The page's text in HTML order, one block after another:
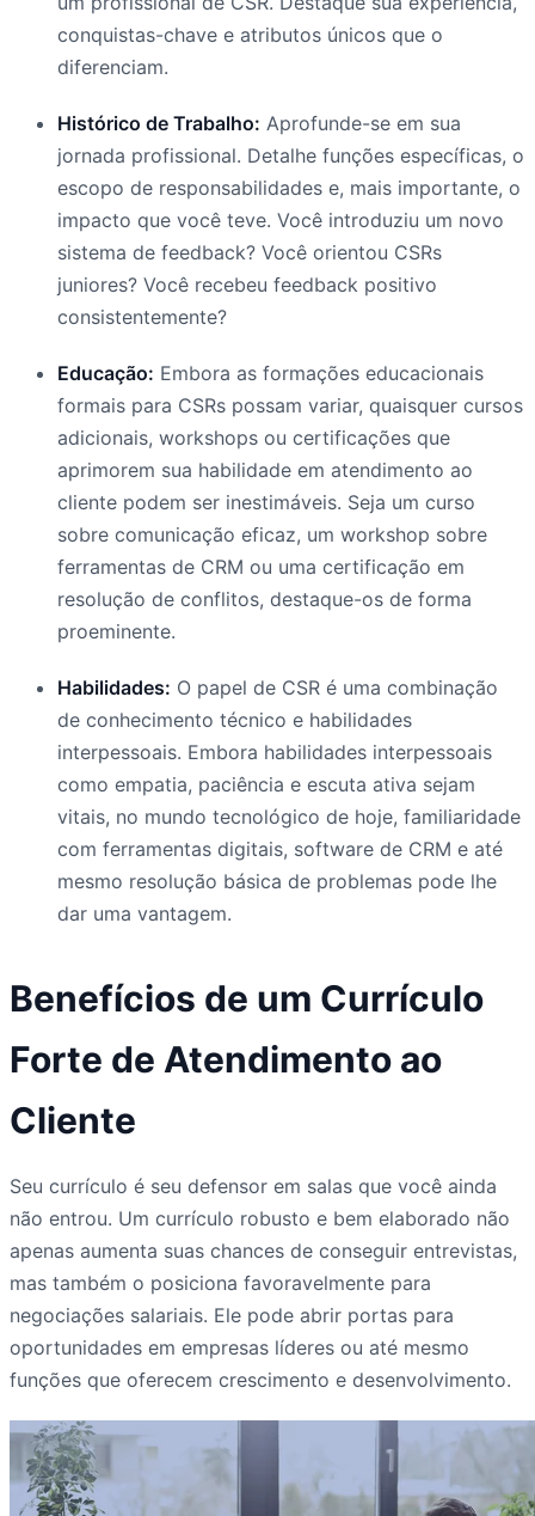
conquistas-chave e atributos únicos que o
diferenciam.
Histórico de Trabalho: Aprofunde-se em sua
jornada profissional. Detalhe funções específicas, o
escopo de responsabilidades e, mais importante, o
impacto que você teve. Você introduziu um novo
sistema de feedback? Você orientou CSRs
juniores? Você recebeu feedback positivo
consistentemente?
Educação: Embora as formações educacionais
formais para CSRs possam variar, quaisquer cursos
adicionais, workshops ou certificações que
aprimorem sua habilidade em atendimento ao
cliente podem ser inestimáveis. Seja um curso
sobre comunicação eficaz, um workshop sobre
ferramentas de CRM ou uma certificação em
resolução de conflitos, destaque-os de forma
proeminente.
Habilidades: O papel de CSR é uma combinação
de conhecimento técnico e habilidades
interpessoais. Embora habilidades interpessoais
como empatia, paciência e escuta ativa sejam
vitais, no mundo tecnológico de hoje, familiaridade
com ferramentas digitais, software de CRM e até
mesmo resolução básica de problemas pode lhe
dar uma vantagem.
Benefícios de um Currículo
Forte de Atendimento ao
Cliente
Seu currículo é seu defensor em salas que você ainda
não entrou. Um currículo robusto e bem elaborado não
apenas aumenta suas chances de conseguir entrevistas,
mas também o posiciona favoravelmente para
negociações salariais. Ele pode abrir portas para
oportunidades em empresas líderes ou até mesmo
funções que oferecem crescimento e desenvolvimento.